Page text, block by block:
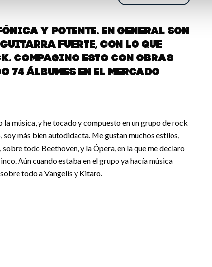
y potente. En general son
guitarra fuerte, con lo que
Compagino esto con obras
álbumes en el mercado
música, y he tocado y compuesto en un grupo de rock
soy más bien autodidacta. Me gustan muchos estilos,
todo Beethoven, y la Ópera, en la que me declaro
Aún cuando estaba en el grupo ya hacía música
todo a Vangelis y Kitaro.